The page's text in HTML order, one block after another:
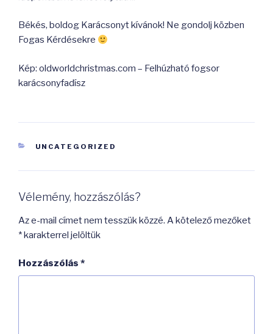
Békés, boldog Karácsonyt kívánok! Ne gondolj közben
Fogas Kérdésekre
Kép: oldworldchristmas.com – Felhúzható fogsor
karácsonyfadísz
KATEGÓRIÁK
UNCATEGORIZED
Vélemény, hozzászólás?
Az e-mail címet nem tesszük közzé. A kötelező mezőket
*karakterrel jelöltük
Hozzászólás *